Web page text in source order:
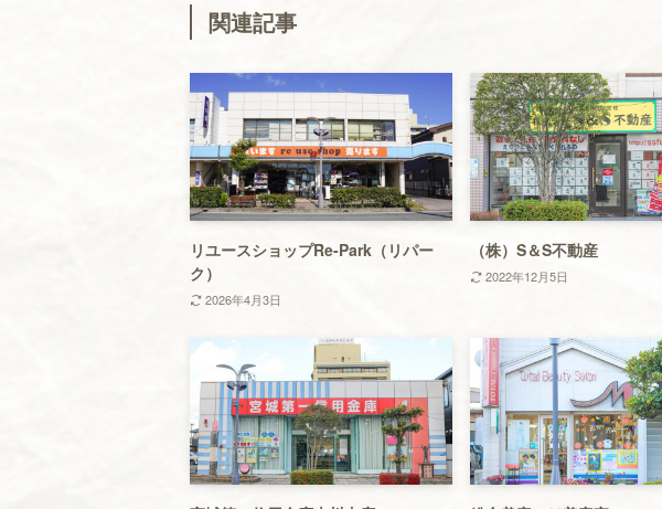
関連記事
リユースショップRe-Park（リパー
ク）
2026年4月3日
（株）S＆S不動産
2022年12月5日